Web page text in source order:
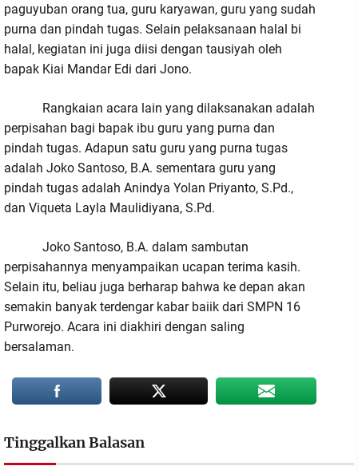
paguyuban orang tua, guru karyawan, guru yang sudah
purna dan pindah tugas. Selain pelaksanaan halal bi
halal, kegiatan ini juga diisi dengan tausiyah oleh
bapak Kiai Mandar Edi dari Jono.
Rangkaian acara lain yang dilaksanakan adalah
perpisahan bagi bapak ibu guru yang purna dan
pindah tugas. Adapun satu guru yang purna tugas
adalah Joko Santoso, B.A. sementara guru yang
pindah tugas adalah Anindya Yolan Priyanto, S.Pd.,
dan Viqueta Layla Maulidiyana, S.Pd.
Joko Santoso, B.A. dalam sambutan
perpisahannya menyampaikan ucapan terima kasih.
Selain itu, beliau juga berharap bahwa ke depan akan
semakin banyak terdengar kabar baiik dari SMPN 16
Purworejo. Acara ini diakhiri dengan saling
bersalaman.
Tinggalkan Balasan